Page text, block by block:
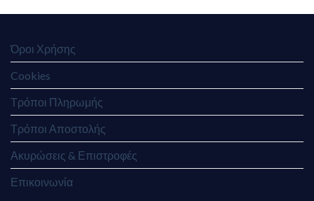
Όροι Χρήσης
Cookies
Τρόποι Πληρωμής
Τρόποι Αποστολής
Ακυρώσεις & Επιστροφές
Επικοινωνία